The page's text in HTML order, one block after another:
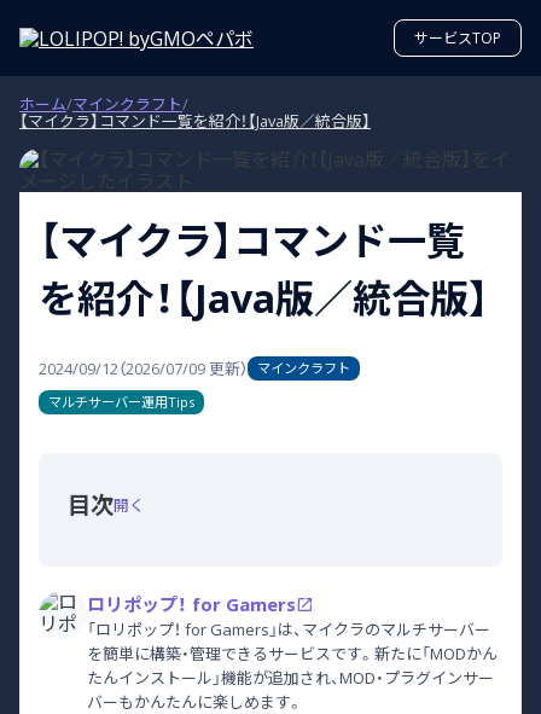
サービスTOP
ホーム/マインクラフト/
【マイクラ】コマンド一覧を紹介！【Java版／統合版】
【マイクラ】コマンド一覧
を紹介！【Java版／統合版】
2024/09/12（2026/07/09 更新）
マインクラフト
マルチサーバー運用Tips
目次開く
ロリポップ！ for Gamers
「ロリポップ！ for Gamers」は、マイクラのマルチサーバー
を簡単に構築・管理できるサービスです。新たに「MODかん
たんインストール」機能が追加され、MOD・プラグインサー
バーもかんたんに楽しめます。